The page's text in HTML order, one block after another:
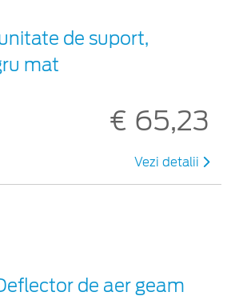
de suport,
mat
€ 65,23
Vezi detalii
de aer geam